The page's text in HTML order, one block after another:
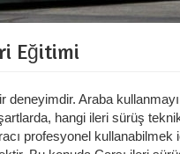
Eğitimi
deneyimdir. Araba
hangi ileri sürüş
profesyonel kullanabilmek